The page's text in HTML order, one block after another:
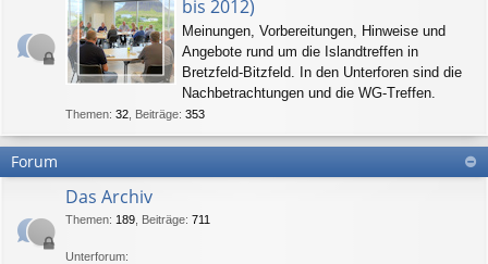
bis 2012)
Meinungen, Vorbereitungen, Hinweise und
Angebote rund um die Islandtreffen in
Bretzfeld-Bitzfeld. In den Unterforen sind die
Nachbetrachtungen und die WG-Treffen.
Themen: 32 Beiträge: 353
Forum
Das Archiv
Themen: 189 Beiträge: 711
Unterforum: